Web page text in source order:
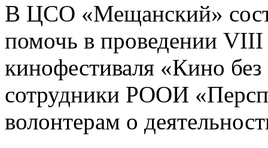
В ЦСО «Мещанский»
помочь в проведении
кинофестиваля «Кино
сотрудники РООИ
волонтерам о